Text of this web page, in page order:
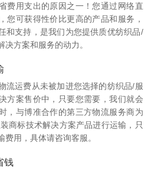
费用支出的原因之一！您通过网络直
您可获得性价比更高的产品和服务，
和支持，是我们为您提供质优纺织品/
决方案和服务的动力。
流运费从未被加进您选择的纺织品/服
方案售价中，只要您需要，我们就会
，与博准合作的第三方物流服务商为
商标技术解决方案产品进行运输，只
费用，具体请咨询客服。
钱